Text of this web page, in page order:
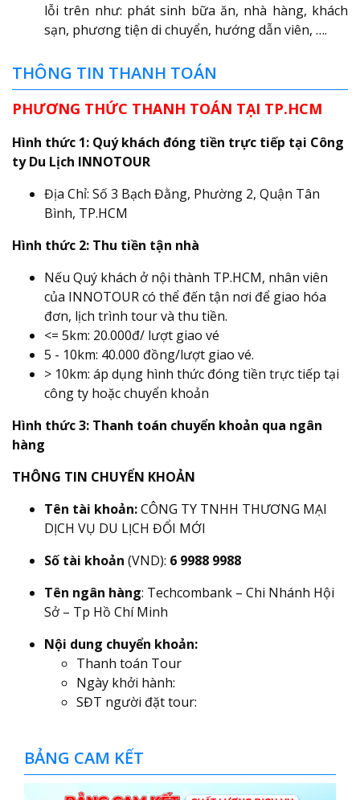
lỗi trên như: phát sinh bữa ăn, nhà hàng, khách
sạn, phương tiện di chuyển, hướng dẫn viên, ….
THÔNG TIN THANH TOÁN
PHƯƠNG THỨC THANH TOÁN TẠI TP.HCM
Hình thức 1: Quý khách đóng tiền trực tiếp tại Công
ty Du Lịch INNOTOUR
Địa Chỉ: Số 3 Bạch Đằng, Phường 2, Quận Tân
Bình, TP.HCM
Hình thức 2: Thu tiền tận nhà
Nếu Quý khách ở nội thành TP.HCM, nhân viên
của INNOTOUR có thể đến tận nơi để giao hóa
đơn, lịch trình tour và thu tiền.
<= 5km: 20.000đ/ lượt giao vé
5 - 10km: 40.000 đồng/lượt giao vé.
> 10km: áp dụng hình thức đóng tiền trực tiếp tại
công ty hoặc chuyển khoản
Hình thức 3: Thanh toán chuyển khoản qua ngân
hàng
THÔNG TIN CHUYỂN KHOẢN
Tên tài khoản:CÔNG TY TNHH THƯƠNG MẠI
DỊCH VỤ DU LỊCH ĐỔI MỚI
Số tài khoản (VND): 6 9988 9988
Tên ngân hàng: Techcombank – Chi Nhánh Hội
Sở – Tp Hồ Chí Minh
Nội dung chuyển khoản:
Thanh toán Tour
Ngày khởi hành:
SĐT người đặt tour:
BẢNG CAM KẾT